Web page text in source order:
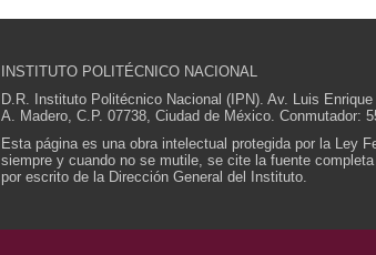
INSTITUTO POLITÉCNICO NACIONAL
D.R. Instituto Politécnico Nacional (IPN). Av. Luis
A. Madero, C.P. 07738, Ciudad de México. Conmutador:
Esta página es una obra intelectual protegida por la Ley
siempre y cuando no se mutile, se cite la fuente
por escrito de la Dirección General del Instituto.